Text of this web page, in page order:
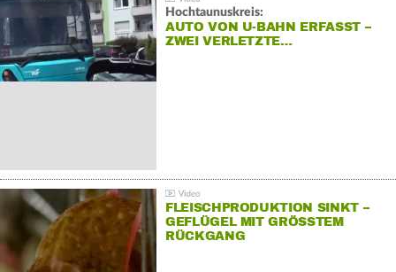
Hochtaunuskreis:
AUTO VON U-BAHN ERFASST –
ZWEI VERLETZTE…
FLEISCHPRODUKTION SINKT –
GEFLÜGEL MIT GRÖSSTEM R
ÜCKGANG